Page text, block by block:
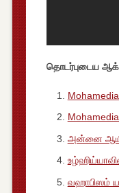
தொடர்புடைய
அன்னை
வஹாபிஸம்